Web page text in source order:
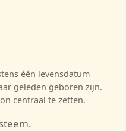
één levensdatum
geleden geboren zijn.
centraal te zetten.